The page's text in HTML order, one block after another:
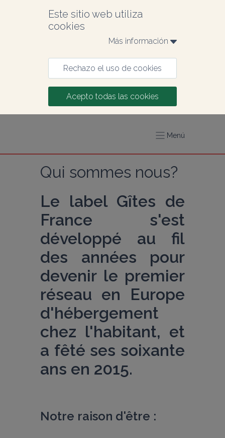
Este sitio web utiliza
cookies
Más información
Rechazo el uso de cookies
Acepto todas las cookies
Menú
Qui sommes nous?
Le label Gîtes de
France s'est
développé au fil
des années pour
devenir le premier
réseau en Europe
d'hébergement
chez l'habitant, et
a fêté ses soixante
ans en 2015.
Notre raison d'être :